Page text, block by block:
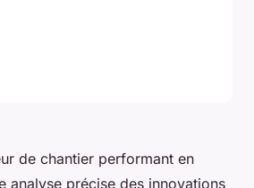
de chantier performant en
analyse précise des innovations